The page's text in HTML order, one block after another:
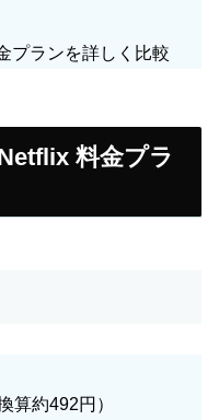
プランを詳しく比較
料金プラ
算約492円）